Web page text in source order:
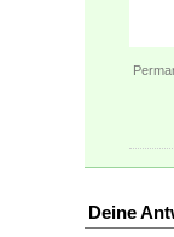
Deine